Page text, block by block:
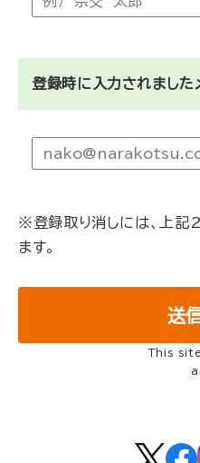
登録時に入力されました
※登録取り消しには、上記
ます。
This